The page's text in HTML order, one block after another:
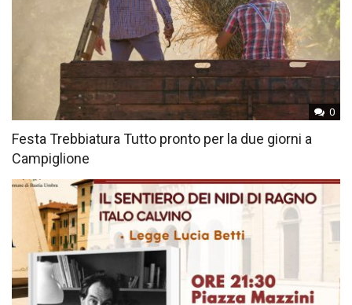
0
Festa Trebbiatura Tutto pronto per la due giorni a
Campiglione